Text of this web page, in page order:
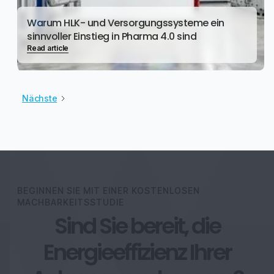
Warum HLK- und Versorgungssysteme ein
sinnvoller Einstieg in Pharma 4.0 sind
Read article
Nächste